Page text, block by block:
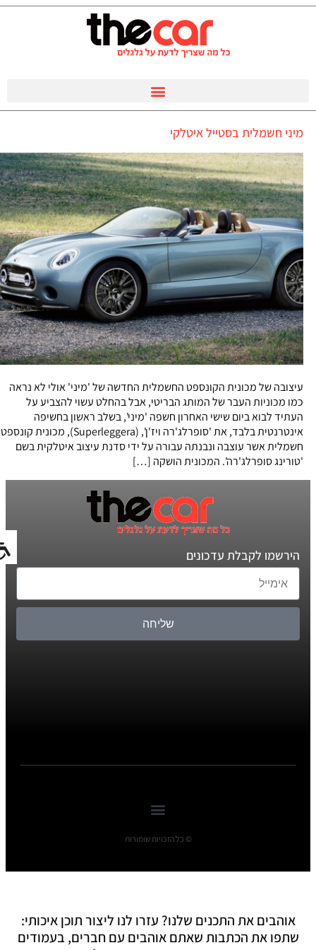
מיני חשמלית בסטייל איטלקי
עיצובה של מכונית הקונספט החשמלית החדשה של 'מיני' אולי לא נראה
כמו מכוניות העבר של המותג הבריטי, אבל בהחלט עשוי להצביע על
העתיד לבוא ביום שישי האחרון חשפה 'מיני', בשלב ראשון בחשיפה
אינטרנטית בלבד, את 'סופרלג'רה ויז'ן', (Superleggera), מכונית קונספט
חשמלית אשר עוצבה ונבנתה עבורה על ידי סדנת עיצוב איטלקית בשם
'טורינג סופרלג'רה'. המכונית הושקה […]
הירשמו לקבלת עדכונים
שליחה
© כל הזכויות שומורות
אוהבים את התכנים שלנו? עזרו לנו ליצור תוכן איכותי:
שתפו את הכתבות שאתם אוהבים עם חברים, בעמודים